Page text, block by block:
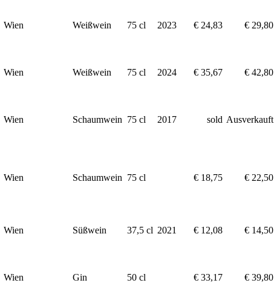
Wien Weißwein 75 cl 2023 € 24,83 € 29,80
Wien Weißwein 75 cl 2024 € 35,67 € 42,80
Wien Schaumwein 75 cl 2017 sold Ausverkauft
Wien Schaumwein 75 cl € 18,75 € 22,50
Wien Süßwein 37,5 cl 2021 € 12,08 € 14,50
Wien Gin 50 cl € 33,17 € 39,80